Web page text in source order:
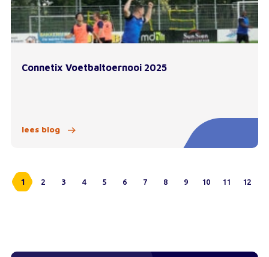
Connetix Voetbaltoernooi 2025
lees blog
1 2 3 4 5 6 7 8 9 10 11 12